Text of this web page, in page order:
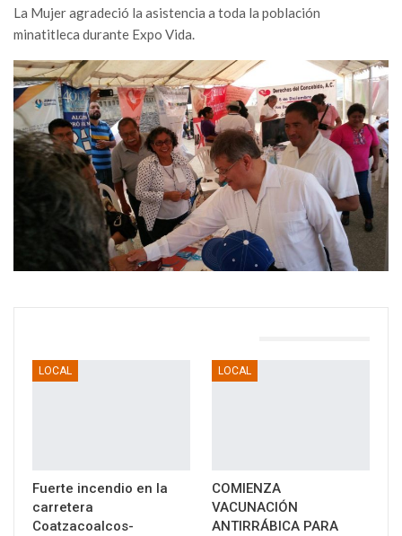
La Mujer agradeció la asistencia a toda la población
minatitleca durante Expo Vida.
LOCAL
Fuerte incendio en la
carretera
Coatzacoalcos-
LOCAL
COMIENZA
VACUNACIÓN
ANTIRRÁBICA PARA